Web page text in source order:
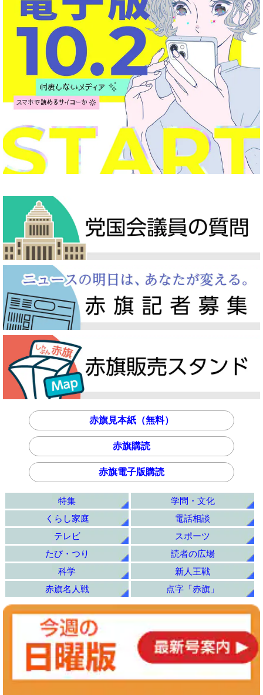
赤旗見本紙（無料）
赤旗購読
赤旗電子版購読
特集
学問・文化
くらし家庭
電話相談
テレビ
スポーツ
たび・つり
読者の広場
科学
新人王戦
赤旗名人戦
点字「赤旗」